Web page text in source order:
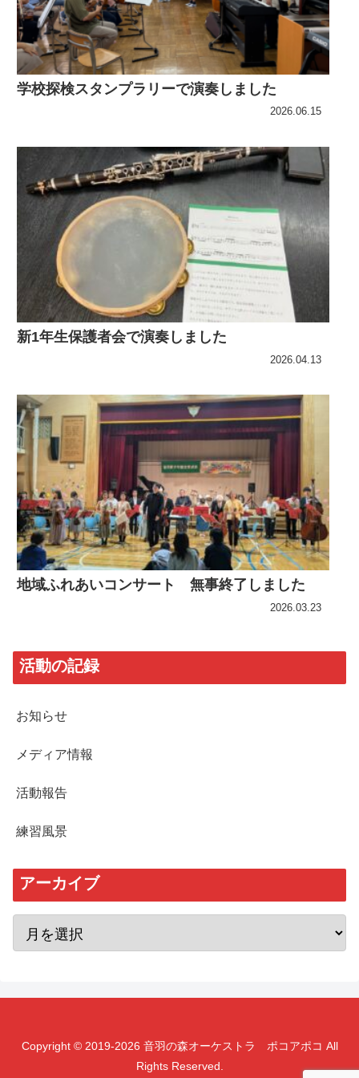
学校探検スタンプラリーで演奏しました
2026.06.15
新1年生保護者会で演奏しました
2026.04.13
地域ふれあいコンサート 無事終了しました
2026.03.23
活動の記録
お知らせ
メディア情報
活動報告
練習風景
アーカイブ
Copyright © 2019-2026 音羽の森オーケストラ ポコアポコ All
Rights Reserved.